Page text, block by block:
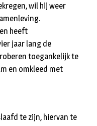
wil hij weer
heeft
jaar lang de
toegankelijk te
en omkleed met
te zijn, hiervan te